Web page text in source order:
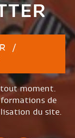
/
tout moment.
de
du site.